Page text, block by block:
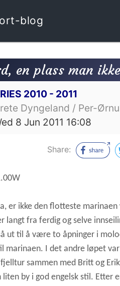
blog
en plass man
2010 - 2011
Dyngeland / Per-
8 Jun 2011 16:08
Share:
er ikke den flotteste
langt fra ferdig og selve
ut til å være to åpninger i
marinaen. I det andre løpet
sammen med Britt og
by i god engelsk stil. Etter